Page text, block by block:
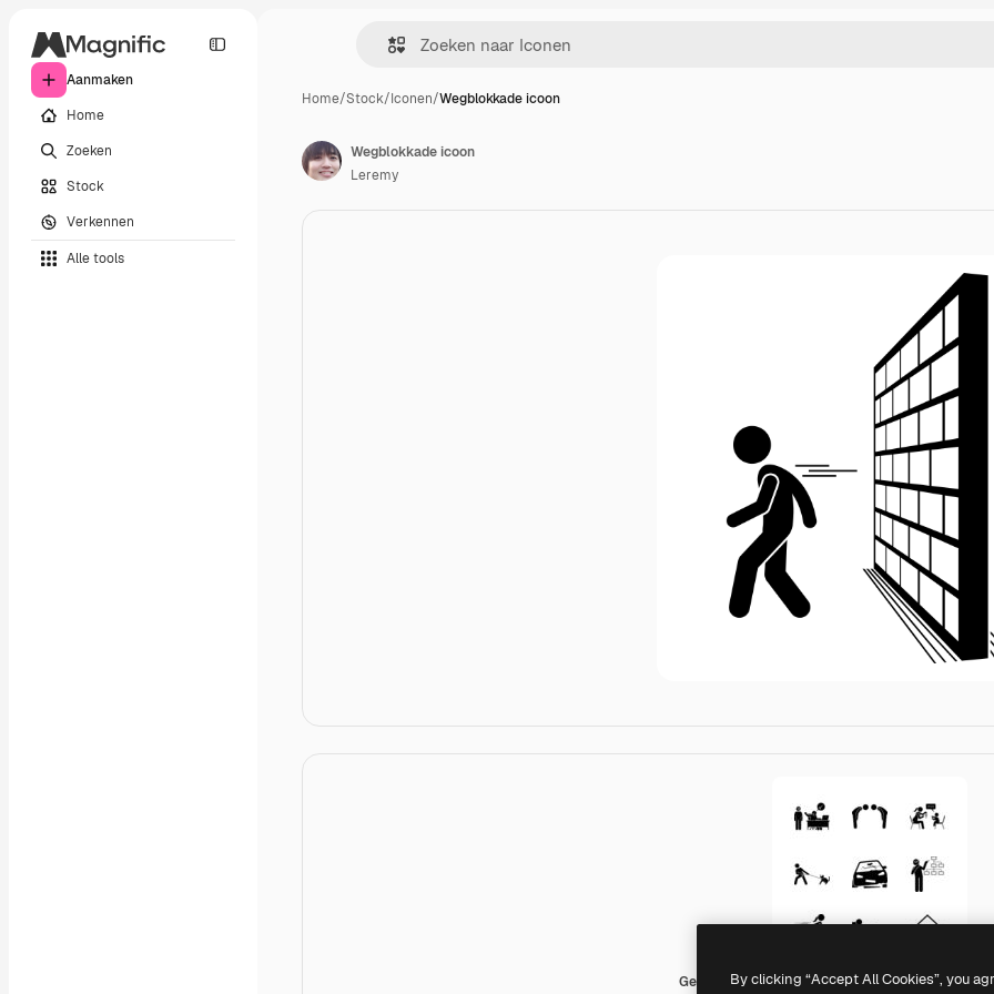
Aanmaken
Home
Zoeken
Stock
Verkennen
Alle tools
Home/Stock/Iconen/Wegblokkade icoon
Generic Others
Wegblokkade icoon
Leremy
By clicking “Accept All Cookies”, you